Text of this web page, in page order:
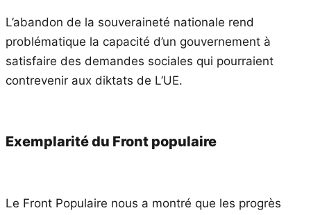
L’abandon de la souveraineté nationale rend
problématique la capacité d’un gouvernement à
satisfaire des demandes sociales qui pourraient
contrevenir aux diktats de L’UE.
Exemplarité du Front populaire
Le Front Populaire nous a montré que les progrès